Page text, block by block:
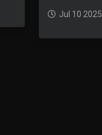
Jul 10 2025